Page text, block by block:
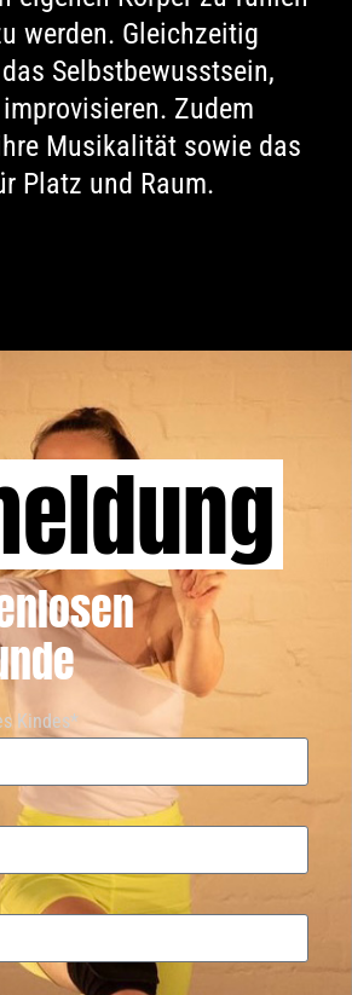
werden. Gleichzeitig
Selbstbewusstsein,
Zudem
Musikalität sowie das
Platz und Raum.
Kindes*